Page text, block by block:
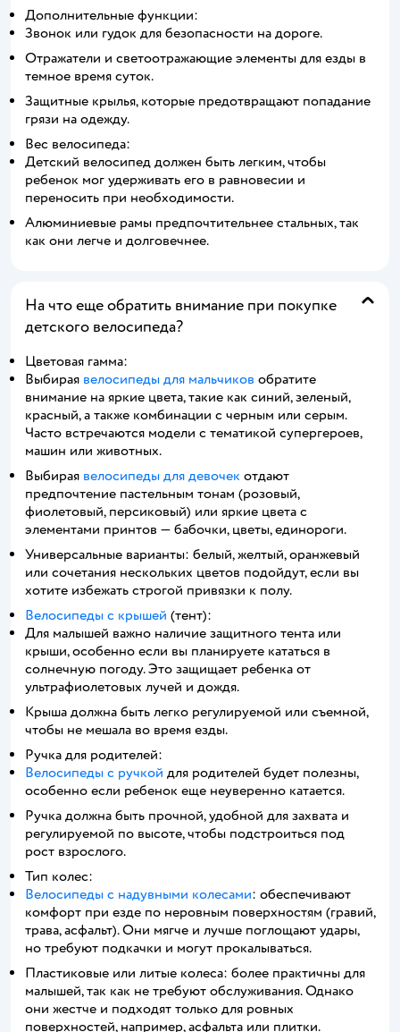
Дополнительные функции:
Звонок или гудок для безопасности на дороге.
Отражатели и светоотражающие элементы для езды в
темное время суток.
Защитные крылья, которые предотвращают попадание
грязи на одежду.
Вес велосипеда:
Детский велосипед должен быть легким, чтобы
ребенок мог удерживать его в равновесии и
переносить при необходимости.
Алюминиевые рамы предпочтительнее стальных, так
как они легче и долговечнее.
На что еще обратить внимание при покупке
детского велосипеда?
Цветовая гамма:
Выбирая велосипеды для мальчиков обратите
внимание на яркие цвета, такие как синий, зеленый,
красный, а также комбинации с черным или серым.
Часто встречаются модели с тематикой супергероев,
машин или животных.
Выбирая велосипеды для девочек отдают
предпочтение пастельным тонам (розовый,
фиолетовый, персиковый) или яркие цвета с
элементами принтов — бабочки, цветы, единороги.
Универсальные варианты: белый, желтый, оранжевый
или сочетания нескольких цветов подойдут, если вы
хотите избежать строгой привязки к полу.
Велосипеды с крышей (тент):
Для малышей важно наличие защитного тента или
крыши, особенно если вы планируете кататься в
солнечную погоду. Это защищает ребенка от
ультрафиолетовых лучей и дождя.
Крыша должна быть легко регулируемой или съемной,
чтобы не мешала во время езды.
Ручка для родителей:
Велосипеды с ручкой для родителей будет полезны,
особенно если ребенок еще неуверенно катается.
Ручка должна быть прочной, удобной для захвата и
регулируемой по высоте, чтобы подстроиться под
рост взрослого.
Тип колес:
Велосипеды с надувными колесами: обеспечивают
комфорт при езде по неровным поверхностям (гравий,
трава, асфальт). Они мягче и лучше поглощают удары,
но требуют подкачки и могут прокалываться.
Пластиковые или литые колеса: более практичны для
малышей, так как не требуют обслуживания. Однако
они жестче и подходят только для ровных
поверхностей, например, асфальта или плитки.